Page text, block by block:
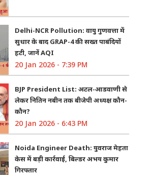
Delhi-NCR Pollution: वायु गुणवत्ता में
सुधार के बाद GRAP-4 की सख्त पाबंदियों
हटी, जानें AQI
20 Jan 2026 - 7:39 PM
BJP President List: अटल-आडवाणी से
लेकर नितिन नबीन तक बीजेपी अध्यक्ष कौन-
कौन?
20 Jan 2026 - 6:43 PM
Noida Engineer Death: युवराज मेहता
केस में बड़ी कार्रवाई, बिल्डर अभय कुमार
गिरफ्तार